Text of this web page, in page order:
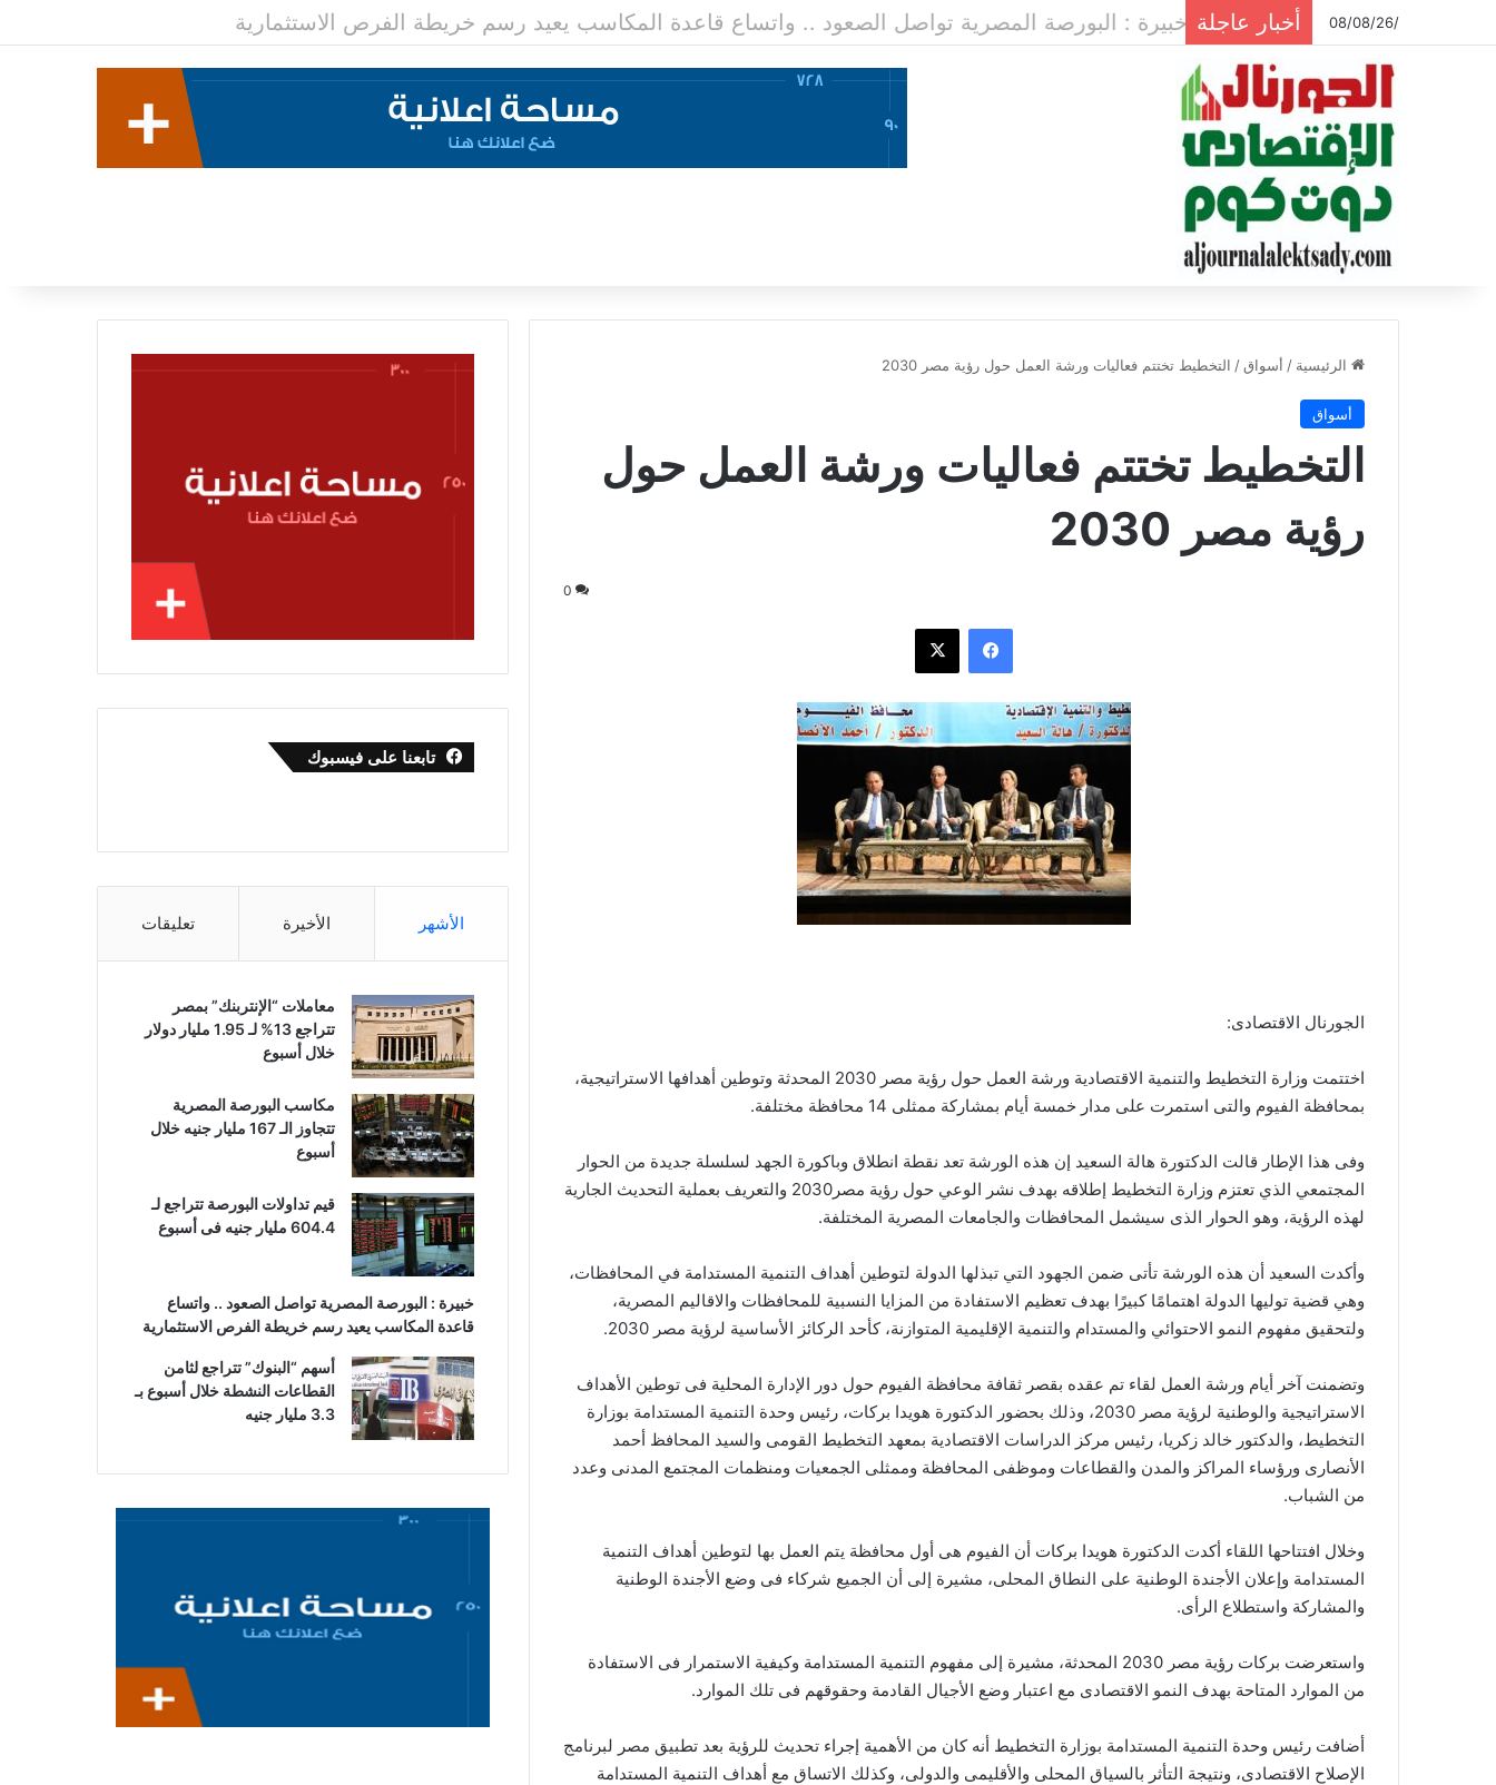
/08/08/26 أخبار عاجلة خبيرة : البورصة المصرية تواصل الصعود .. واتساع قاعدة المكاسب يعيد رسم خريطة الفرص الاستثمارية
الرئيسية / أسواق/ التخطيط تختتم فعاليات ورشة العمل حول رؤية مصر 2030
أسواق
التخطيط تختتم فعاليات ورشة العمل حول
رؤية مصر 2030
0
فيسبوك ‫X
الجورنال الاقتصادى:
اختتمت وزارة التخطيط والتنمية الاقتصادية ورشة العمل حول رؤية مصر 2030 المحدثة وتوطين أهدافها الاستراتيجية،
بمحافظة الفيوم والتى استمرت على مدار خمسة أيام بمشاركة ممثلى 14 محافظة مختلفة.
وفى هذا الإطار قالت الدكتورة هالة السعيد إن هذه الورشة تعد نقطة انطلاق وباكورة الجهد لسلسلة جديدة من الحوار
المجتمعي الذي تعتزم وزارة التخطيط إطلاقه بهدف نشر الوعي حول رؤية مصر2030 والتعريف بعملية التحديث الجارية
لهذه الرؤية، وهو الحوار الذى سيشمل المحافظات والجامعات المصرية المختلفة.
وأكدت السعيد أن هذه الورشة تأتى ضمن الجهود التي تبذلها الدولة لتوطين أهداف التنمية المستدامة في المحافظات،
وهي قضية توليها الدولة اهتمامًا كبيرًا بهدف تعظيم الاستفادة من المزايا النسبية للمحافظات والاقاليم المصرية،
ولتحقيق مفهوم النمو الاحتوائي والمستدام والتنمية الإقليمية المتوازنة، كأحد الركائز الأساسية لرؤية مصر 2030.
وتضمنت آخر أيام ورشة العمل لقاء تم عقده بقصر ثقافة محافظة الفيوم حول دور الإدارة المحلية فى توطين الأهداف
الاستراتيجية والوطنية لرؤية مصر 2030، وذلك بحضور الدكتورة هويدا بركات، رئيس وحدة التنمية المستدامة بوزارة
التخطيط، والدكتور خالد زكريا، رئيس مركز الدراسات الاقتصادية بمعهد التخطيط القومى والسيد المحافظ أحمد
الأنصارى ورؤساء المراكز والمدن والقطاعات وموظفى المحافظة وممثلى الجمعيات ومنظمات المجتمع المدنى وعدد
من الشباب.
وخلال افتتاحها اللقاء أكدت الدكتورة هويدا بركات أن الفيوم هى أول محافظة يتم العمل بها لتوطين أهداف التنمية
المستدامة وإعلان الأجندة الوطنية على النطاق المحلى، مشيرة إلى أن الجميع شركاء فى وضع الأجندة الوطنية
والمشاركة واستطلاع الرأى.
واستعرضت بركات رؤية مصر 2030 المحدثة، مشيرة إلى مفهوم التنمية المستدامة وكيفية الاستمرار فى الاستفادة
من الموارد المتاحة بهدف النمو الاقتصادى مع اعتبار وضع الأجيال القادمة وحقوقهم فى تلك الموارد.
أضافت رئيس وحدة التنمية المستدامة بوزارة التخطيط أنه كان من الأهمية إجراء تحديث للرؤية بعد تطبيق مصر لبرنامج
الإصلاح الاقتصادى، ونتيجة التأثر بالسياق المحلى والأقليمى والدولى، وكذلك الاتساق مع أهداف التنمية المستدامة
تابعنا على فيسبوك
الأشهر الأخيرة تعليقات
معاملات “الإنتربنك” بمصر
تتراجع 13% لـ 1.95 مليار دولار
خلال أسبوع
مكاسب البورصة المصرية
تتجاوز الـ 167 مليار جنيه خلال
أسبوع
قيم تداولات البورصة تتراجع لـ
604.4 مليار جنيه فى أسبوع
خبيرة : البورصة المصرية تواصل الصعود .. واتساع
قاعدة المكاسب يعيد رسم خريطة الفرص الاستثمارية
أسهم “البنوك” تتراجع لثامن
القطاعات النشطة خلال أسبوع بـ
3.3 مليار جنيه